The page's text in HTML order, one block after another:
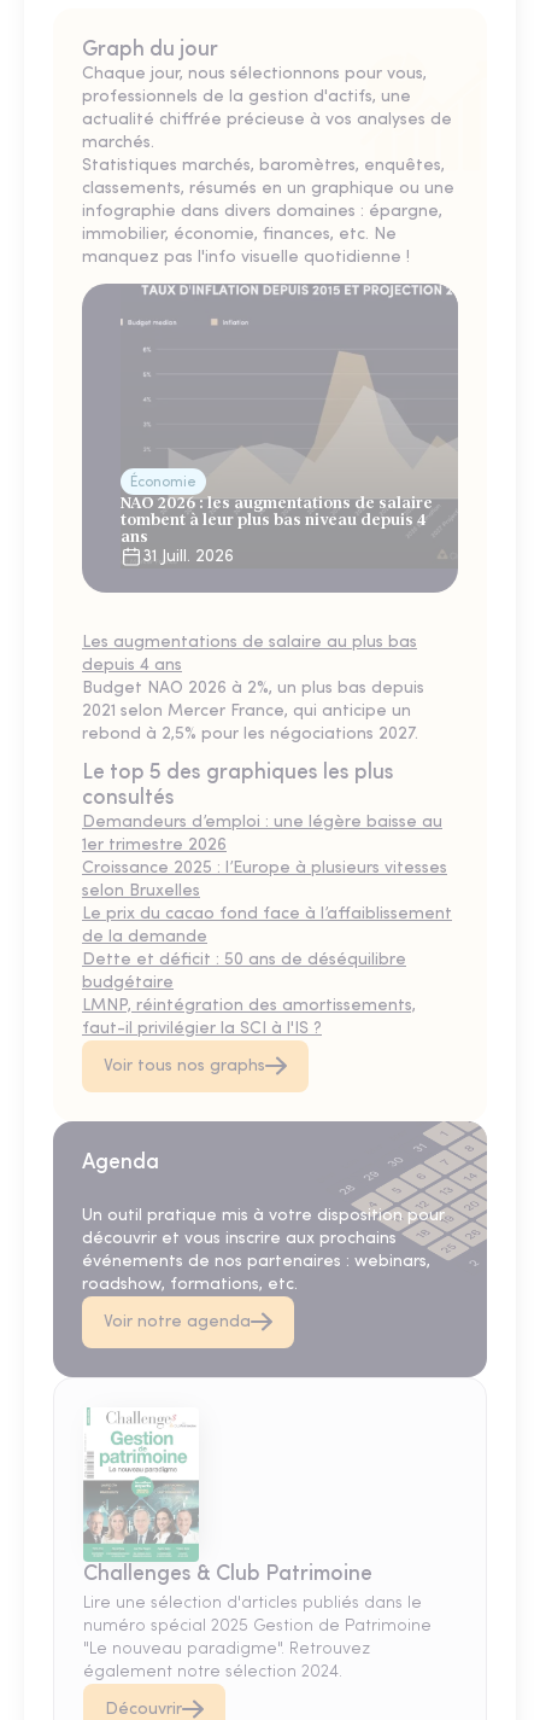
Graph du jour
Chaque jour, nous sélectionnons pour vous,
professionnels de la gestion d'actifs, une
actualité chiffrée précieuse à vos analyses de
marchés.
Statistiques marchés, baromètres, enquêtes,
classements, résumés en un graphique ou une
infographie dans divers domaines : épargne,
immobilier, économie, finances, etc. Ne
manquez pas l'info visuelle quotidienne !
Économie
NAO 2026 : les augmentations de salaire
tombent à leur plus bas niveau depuis 4
ans
31 Juill. 2026
Les augmentations de salaire au plus bas
depuis 4 ans
Budget NAO 2026 à 2%, un plus bas depuis
2021 selon Mercer France, qui anticipe un
rebond à 2,5% pour les négociations 2027.
Le top 5 des graphiques les plus
consultés
Demandeurs d’emploi : une légère baisse au
1er trimestre 2026
Croissance 2025 : l’Europe à plusieurs vitesses
selon Bruxelles
Le prix du cacao fond face à l’affaiblissement
de la demande
Dette et déficit : 50 ans de déséquilibre
budgétaire
LMNP, réintégration des amortissements,
faut-il privilégier la SCI à l'IS ?
Voir tous nos graphs
Agenda
Un outil pratique mis à votre disposition pour
découvrir et vous inscrire aux prochains
événements de nos partenaires : webinars,
roadshow, formations, etc.
Voir notre agenda
Challenges & Club Patrimoine
Lire une sélection d'articles publiés dans le
numéro spécial 2025 Gestion de Patrimoine
"Le nouveau paradigme". Retrouvez
également notre sélection 2024.
Découvrir